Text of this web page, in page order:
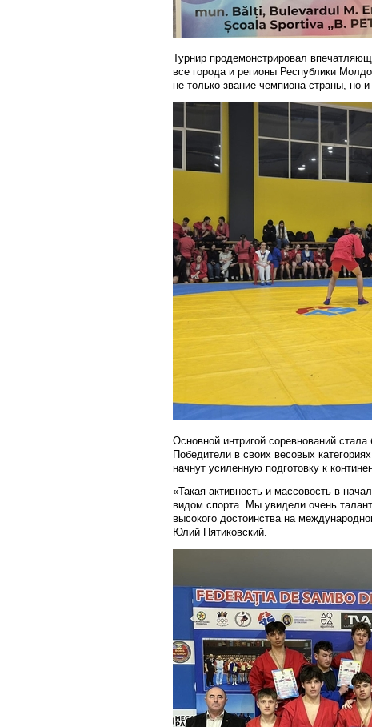
Турнир продемонстрировал
все города и регионы Республики
не только звание чемпиона страны, но
Основной интригой соревнований
Победители в своих весовых
начнут усиленную подготовку к
«Такая активность и массовость в
видом спорта. Мы увидели очень
высокого достоинства на
Юлий Пятиковский.